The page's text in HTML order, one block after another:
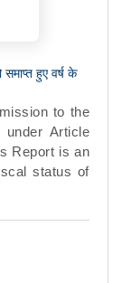
समाप्त हुए वर्ष के
to the
Article
Report is an
status of